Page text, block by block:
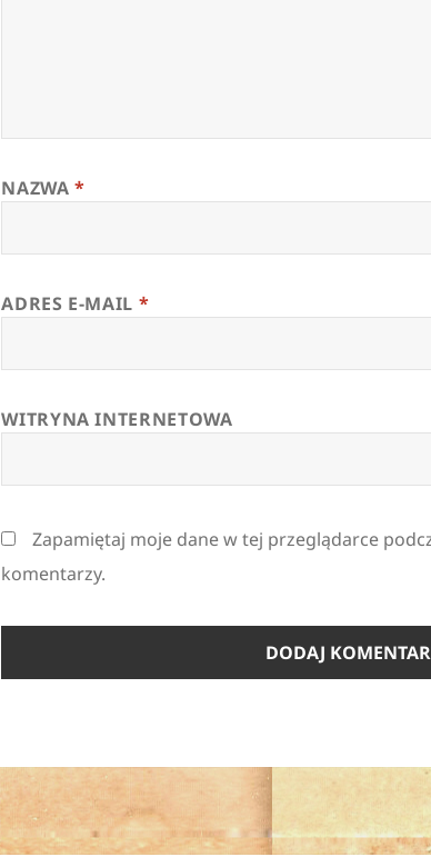
NAZWA*
ADRES E-MAIL *
WITRYNA INTERNETOWA
Zapamiętaj moje dane w tej przeglądarce
komentarzy.